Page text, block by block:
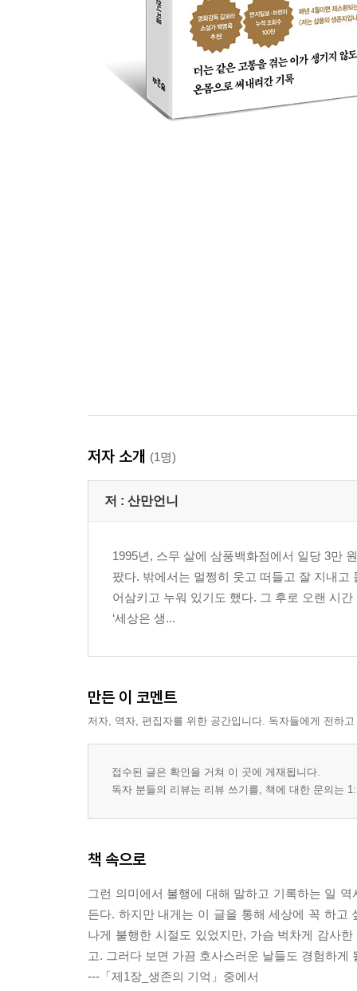
저자 소개 (1명)
저 : 산만언니
1995년, 스무 살에 삼풍백화점에서 일당 3만
팠다. 밖에서는 멀쩡히 웃고 떠들고 잘 지내
어삼키고 누워 있기도 했다. 그 후로 오랜 시
‘세상은 생...
만든 이 코멘트
저자, 역자, 편집자를 위한 공간입니다. 독자들에게 전하
접수된 글은 확인을 거쳐 이 곳에 게재됩니다.
독자 분들의 리뷰는 리뷰 쓰기를, 책에 대한 문의는
책 속으로
그런 의미에서 불행에 대해 말하고 기록하는 일
든다. 하지만 내게는 이 글을 통해 세상에 꼭 하고
나게 불행한 시절도 있었지만, 가슴 벅차게 감사
고. 그러다 보면 가끔 호사스러운 날들도 경험하
---「제1장_생존의 기억」중에서